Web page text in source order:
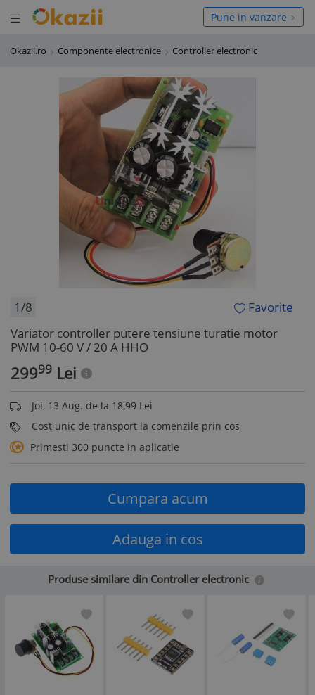
Deschide meniul
meniul Pune in vanzare
Okazii.ro Componente electronice Controller electronic
1/8
Favorite
Variator controller putere tensiune turatie motor
PWM 10-60 V / 20 A HHO
29999 Lei
Joi, 13 Aug. de la 18,99 Lei
Cost unic de transport la comenzile prin cos
Primesti 300 puncte in aplicatie
Cumpara acum
Adauga in cos
Produse similare din Controller electronic